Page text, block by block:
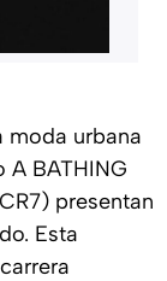
moda urbana
A BATHING
presentan
Esta